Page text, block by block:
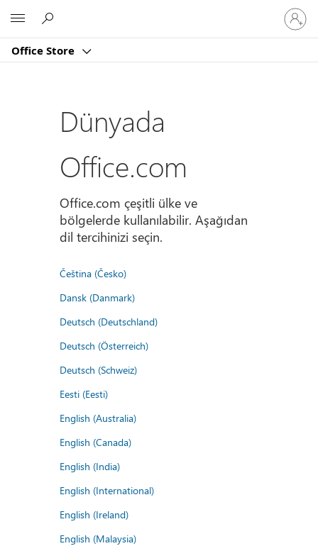
Office Store
oturum
açın
Dünyada
Office.com
Office.com çeşitli ülke ve
bölgelerde kullanılabilir. Aşağıdan
dil tercihinizi seçin.
Čeština (Česko)
Dansk (Danmark)
Deutsch (Deutschland)
Deutsch (Österreich)
Deutsch (Schweiz)
Eesti (Eesti)
English (Australia)
English (Canada)
English (India)
English (International)
English (Ireland)
English (Malaysia)